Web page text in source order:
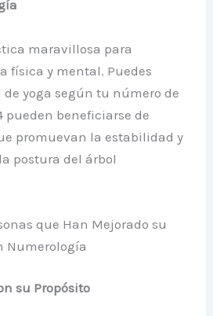
maravillosa para
física y mental. Puedes
yoga según tu número de
pueden beneficiarse de
promuevan la estabilidad y
postura del árbol
que Han Mejorado su
Numerología
su Propósito